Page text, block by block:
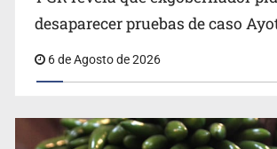
Kershenobich descarta brote de
desaparecer pruebas de caso
6 de Agosto de 2026